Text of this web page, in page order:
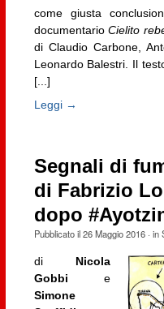
come giusta
documentarioCielito
di Claudio Carbone,
Leonardo Balestri. Il
[...]
Leggi →
Segnali di
di Fabrizio
dopo
Pubblicato il26 Maggio 2016· in
di Nicola
Gobbi e
Simone